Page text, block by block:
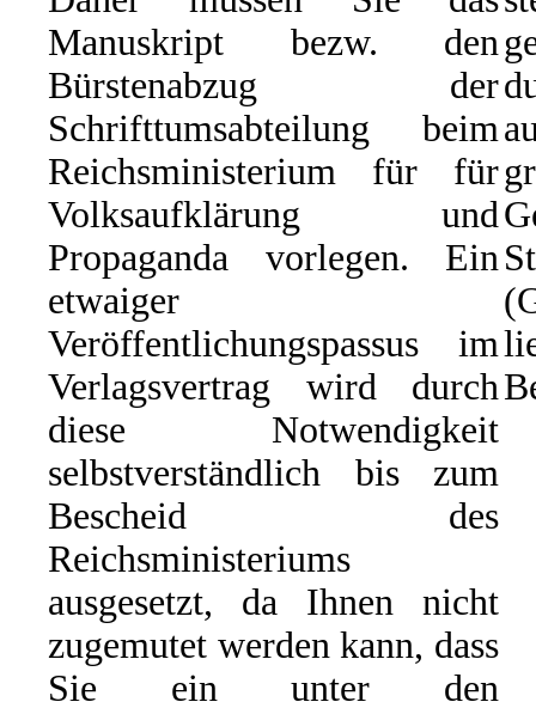
Manuskript bezw. den
Bürstenabzug der
Schrifttumsabteilung beim
Reichsministerium für für
Volksaufklärung und
Propaganda vorlegen. Ein
etwaiger
Veröffentlichungspassus im
Verlagsvertrag wird durch
diese Notwendigkeit
selbstverständlich bis zum
Bescheid des
Reichsministeriums
ausgesetzt, da Ihnen nicht
zugemutet werden kann, dass
Sie ein unter den